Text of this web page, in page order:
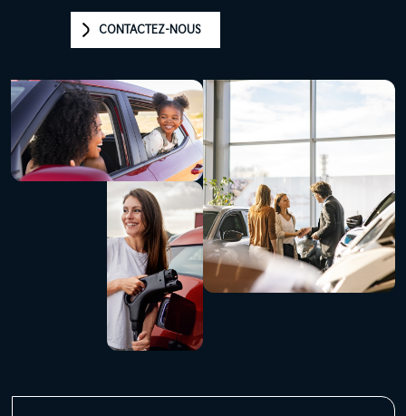
CONTACTEZ-NOUS